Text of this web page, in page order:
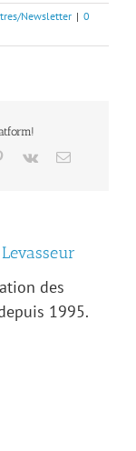
Newsletter | 0
Pinterest
Vk Email
des
1995.